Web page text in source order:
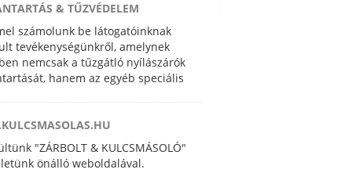
& TŰZVÉDELEM
számolunk be látogatóinknak
tevékenységünkről, amelynek
nemcsak a tűzgátló nyílászárók
hanem az egyéb speciális
"ZÁRBOLT & KULCSMÁSOLÓ"
önálló weboldalával.